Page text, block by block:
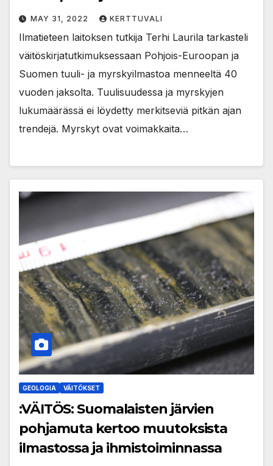
MAY 31, 2022 KERTTUVALI
Ilmatieteen laitoksen tutkija Terhi Laurila tarkasteli
väitöskirjatutkimuksessaan Pohjois-Euroopan ja
Suomen tuuli- ja myrskyilmastoa menneeltä 40
vuoden jaksolta. Tuulisuudessa ja myrskyjen
lukumäärässä ei löydetty merkitseviä pitkän ajan
trendejä. Myrskyt ovat voimakkaita…
GEOLOGIA VÄITÖKSET
:VÄITÖS: Suomalaisten järvien
pohjamuta kertoo muutoksista
ilmastossa ja ihmistoiminnassa